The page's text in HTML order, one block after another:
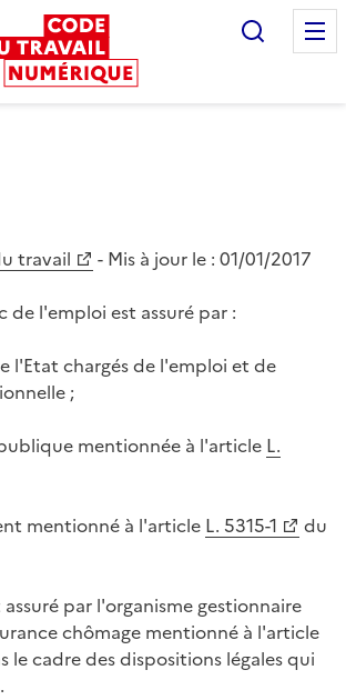
travail - Mis à jour le : 01/01/2017
de l'emploi est assuré par :
l'Etat chargés de l'emploi et de
;
mentionnée à l'article L.
mentionné à l'article L. 5315-1
du
par l'organisme gestionnaire
chômage mentionné à l'article
le cadre des dispositions légales qui